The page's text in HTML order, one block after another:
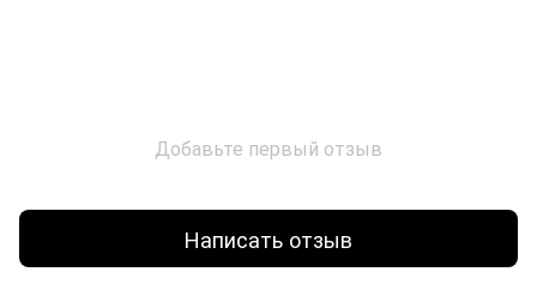
Добавьте первый отзыв
Написать отзыв